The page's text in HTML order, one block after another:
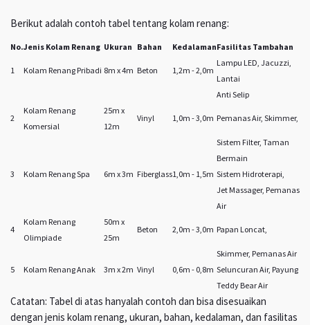
Berikut adalah contoh tabel tentang kolam renang:
No.Jenis Kolam Renang Ukuran Bahan KedalamanFasilitas Tambahan
1 Kolam Renang Pribadi 8m x 4m Beton 1,2m - 2,0m
Lampu LED, Jacuzzi,
Lantai
Anti Selip
2
Kolam Renang
Komersial
25m x
12m
Vinyl 1,0m - 3,0m Pemanas Air, Skimmer,
Sistem Filter, Taman
Bermain
3
Kolam Renang Spa 6m x 3m Fiberglass1,0m - 1,5m Sistem Hidroterapi,
Jet Massager, Pemanas
Air
4
Kolam Renang
Olimpiade
50m x
25m
Beton 2,0m - 3,0m Papan Loncat,
Skimmer, Pemanas Air
5
Kolam Renang Anak 3m x 2m Vinyl 0,6m - 0,8m Seluncuran Air, Payung
Teddy Bear Air
Catatan: Tabel di atas hanyalah contoh dan bisa disesuaikan
dengan jenis kolam renang, ukuran, bahan, kedalaman, dan fasilitas